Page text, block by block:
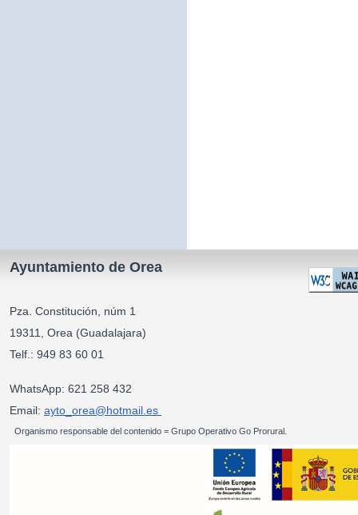
Ayuntamiento de Orea
Pza. Constitución, núm 1
19311, Orea (Guadalajara)
Telf.: 949 83 60 01
WhatsApp: 621 258 432
Email: ayto_orea@hotmail.es
Organismo responsable del contenido = Grupo Operativo Go Prorural.